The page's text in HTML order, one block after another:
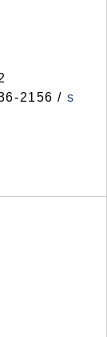
2156 / s